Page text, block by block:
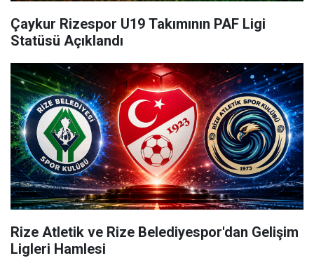
Çaykur Rizespor U19 Takımının PAF Ligi
Statüsü Açıklandı
Rize Atletik ve Rize Belediyespor'dan Gelişim
Ligleri Hamlesi